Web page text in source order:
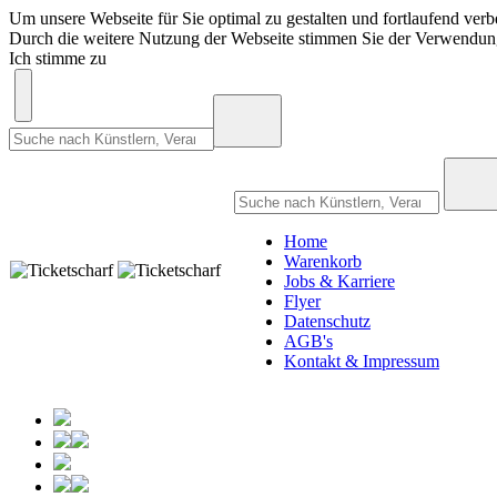
Um unsere Webseite für Sie optimal zu gestalten und fortlaufend
Durch die weitere Nutzung der Webseite stimmen Sie der
Ich stimme zu
Home
Warenkorb
Jobs & Karriere
Flyer
Datenschutz
AGB's
Kontakt & Impressum